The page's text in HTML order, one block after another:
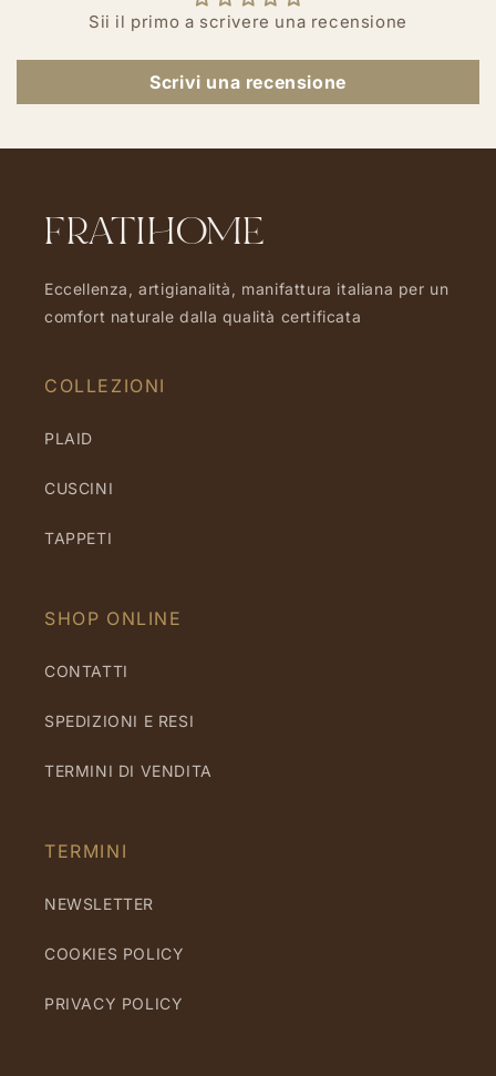
Sii il primo a scrivere una recensione
Scrivi una recensione
FRATIHOME
Eccellenza, artigianalità, manifattura italiana per un
comfort naturale dalla qualità certificata
COLLEZIONI
PLAID
CUSCINI
TAPPETI
SHOP ONLINE
CONTATTI
SPEDIZIONI E RESI
TERMINI DI VENDITA
TERMINI
NEWSLETTER
COOKIES POLICY
PRIVACY POLICY